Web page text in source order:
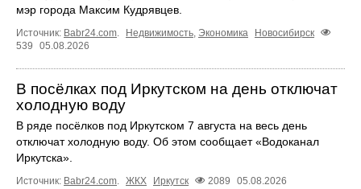
мэр города Максим Кудрявцев.
Источник: Babr24.com Недвижимость Экономика
Новосибирск
539
05.08.2026
В посёлках под Иркутском на день отключат
холодную воду
В ряде посёлков под Иркутском 7 августа на весь день
отключат холодную воду. Об этом сообщает «Водоканал
Иркутска».
Источник: Babr24.com. ЖКХ Иркутск 2089 05.08.2026